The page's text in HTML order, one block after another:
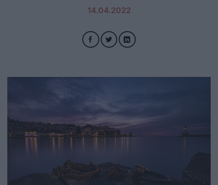
14.04.2022